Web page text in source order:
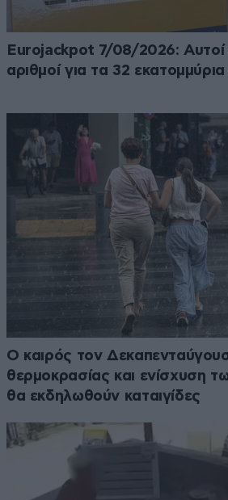
Eurojackpot 7/08/2026: Αυτοί
αριθμοί για τα 32
Ο καιρός τον
θερμοκρασίας και ενίσχυση
θα εκδηλωθούν καταιγίδες